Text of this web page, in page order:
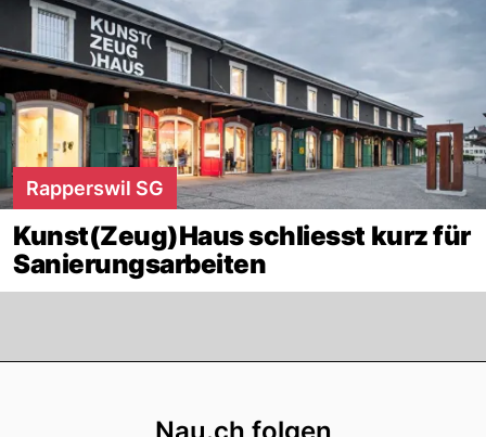
Rapperswil SG
Kunst(Zeug)Haus schliesst kurz für
Sanierungsarbeiten